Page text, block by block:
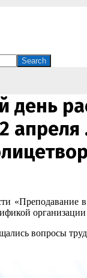
день
апреля
вопросы